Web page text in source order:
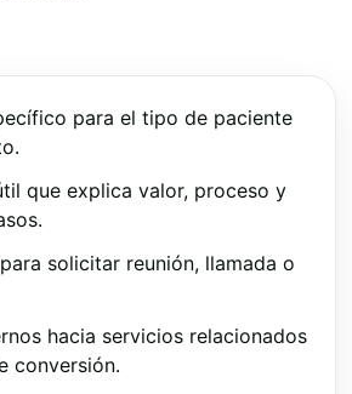
para el tipo de paciente
que explica valor, proceso y
solicitar reunión, llamada o
hacia servicios relacionados
conversión.